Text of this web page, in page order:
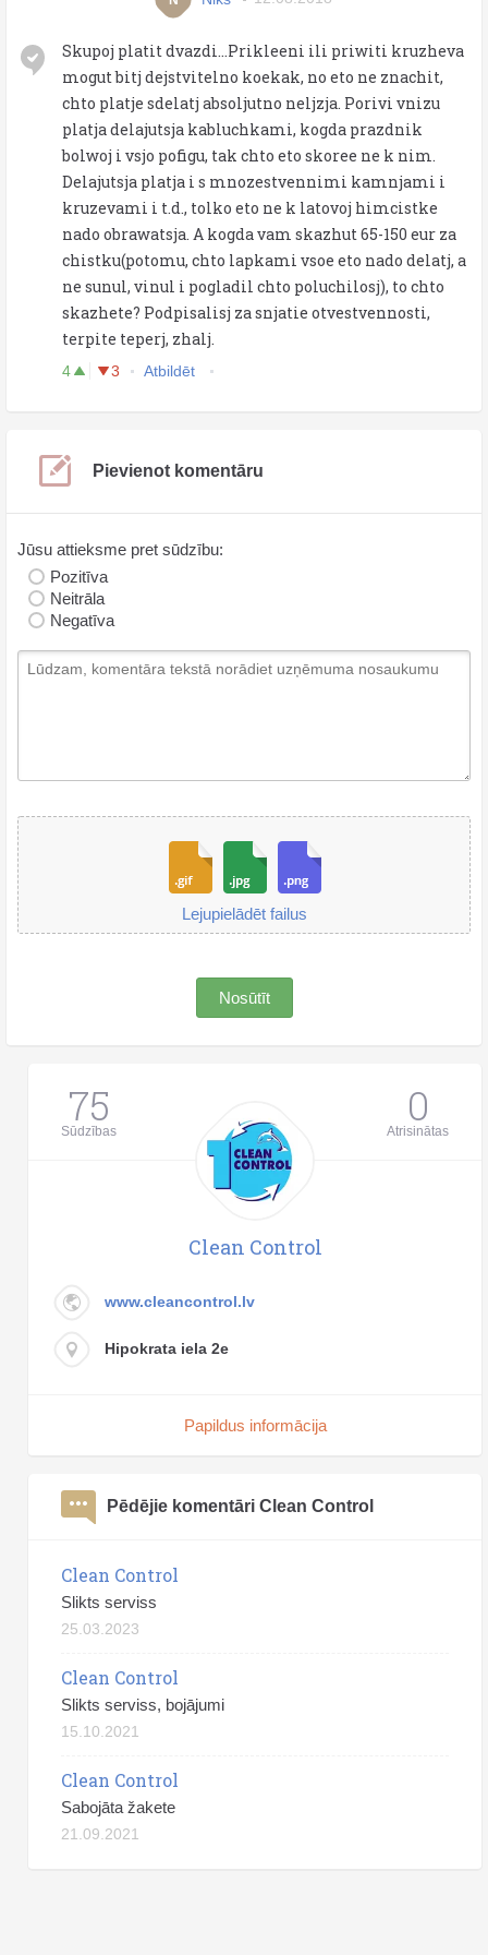
Skupoj platit dvazdi...Prikleeni ili priwiti kruzheva
mogut bitj dejstvitelno koekak, no eto ne znachit,
chto platje sdelatj absoljutno neljzja. Porivi vnizu
platja delajutsja kabluchkami, kogda prazdnik
bolwoj i vsjo pofigu, tak chto eto skoree ne k nim.
Delajutsja platja i s mnozestvennimi kamnjami i
kruzevami i t.d., tolko eto ne k latovoj himcistke
nado obrawatsja. A kogda vam skazhut 65-150 eur za
chistku(potomu, chto lapkami vsoe eto nado delatj, a
ne sunul, vinul i pogladil chto poluchilosj), to chto
skazhete? Podpisalisj za snjatie otvestvennosti,
terpite teperj, zhalj.
4 3 Atbildēt
Pievienot komentāru
Jūsu attieksme pret sūdzību:
Pozitīva
Neitrāla
Negatīva
Lejupielādēt failus
Nosūtīt
75
Sūdzības 0
Atrisinātas
Clean Control
www.cleancontrol.lv
Hipokrata iela 2e
Papildus informācija
Pēdējie komentāri Clean Control
Clean Control
Slikts serviss
25.03.2023
Clean Control
Slikts serviss, bojājumi
15.10.2021
Clean Control
Sabojāta žakete
21.09.2021